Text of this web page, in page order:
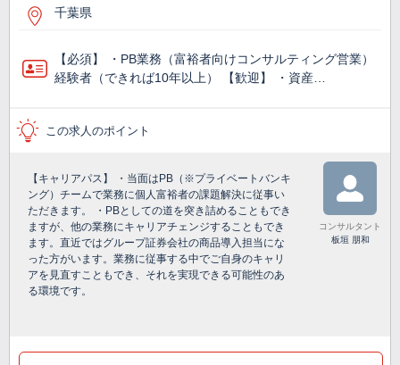
千葉県
【必須】 ・PB業務（富裕者向けコンサルティング営業）
経験者（できれば10年以上） 【歓迎】 ・資産…
この求人のポイント
【キャリアパス】 ・当面はPB（※プライベートバンキ
ング）チームで業務に個人富裕者の課題解決に従事い
ただきます。 ・PBとしての道を突き詰めることもでき
ますが、他の業務にキャリアチェンジすることもでき
ます。直近ではグループ証券会社の商品導入担当にな
った方がいます。業務に従事する中でご自身のキャリ
アを見直すこともでき、それを実現できる可能性のあ
る環境です。
コンサルタント
板垣 朋和